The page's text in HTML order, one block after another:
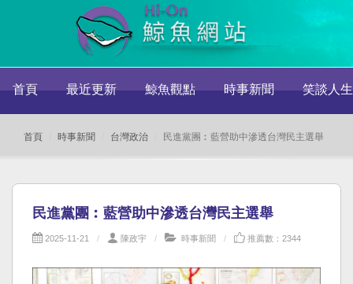
首頁 最近更新 鯨魚觀點 時事新聞 笑談人生
首頁 時事新聞 台灣政治 民進黨團︰藍營助中滲透台灣民主選舉
民進黨團︰藍營助中滲透台灣民主選舉
2025-11-21 陳政宇 時事新聞 推薦數：2344